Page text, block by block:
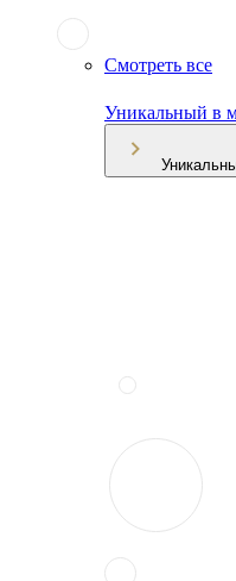
Смотреть все
Уникальный в